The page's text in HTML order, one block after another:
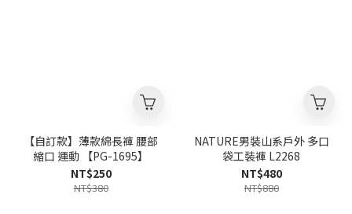
【自訂款】薄款綿長褲 腰部
縮口 運動 【PG-1695】
NT$250
NT$380
NATURE男裝山系戶外 多口
袋工裝褲 L2268
NT$480
NT$880